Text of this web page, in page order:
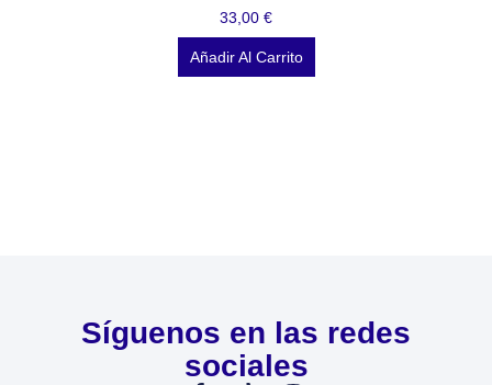
33,00 €
Añadir Al Carrito
Síguenos en las redes
sociales